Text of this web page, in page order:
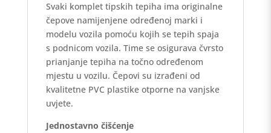
Svaki komplet tipskih tepiha ima originalne
čepove namijenjene određenoj marki i
modelu vozila pomoću kojih se tepih spaja
s podnicom vozila. Time se osigurava čvrsto
prianjanje tepiha na točno određenom
mjestu u vozilu. Čepovi su izrađeni od
kvalitetne PVC plastike otporne na vanjske
uvjete.
Jednostavno čišćenje